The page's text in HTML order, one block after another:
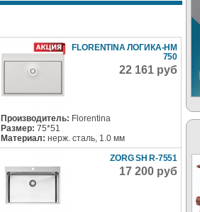
FLORENTINA ЛОГИКА-НМ
750
22 161 руб
Производитель: Florentina
Размер: 75*51
Материал:нерж. сталь, 1.0 мм
ZORG SH R-7551
17 200 руб